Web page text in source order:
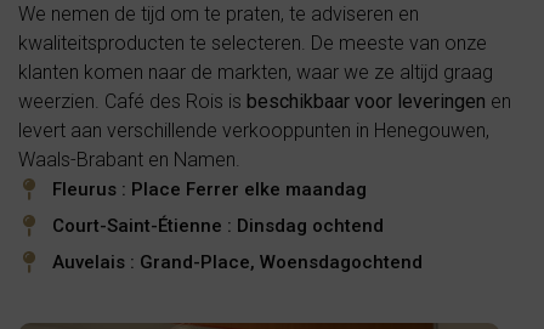
We nemen de tijd om te praten, te adviseren en
kwaliteitsproducten te selecteren. De meeste van onze
klanten komen naar de markten, waar we ze altijd graag
weerzien. Café des Rois is beschikbaar voor leveringen en
levert aan verschillende verkooppunten in Henegouwen,
Waals-Brabant en Namen.
Fleurus : Place Ferrer elke maandag
Court-Saint-Étienne : Dinsdag ochtend
Auvelais : Grand-Place, Woensdagochtend